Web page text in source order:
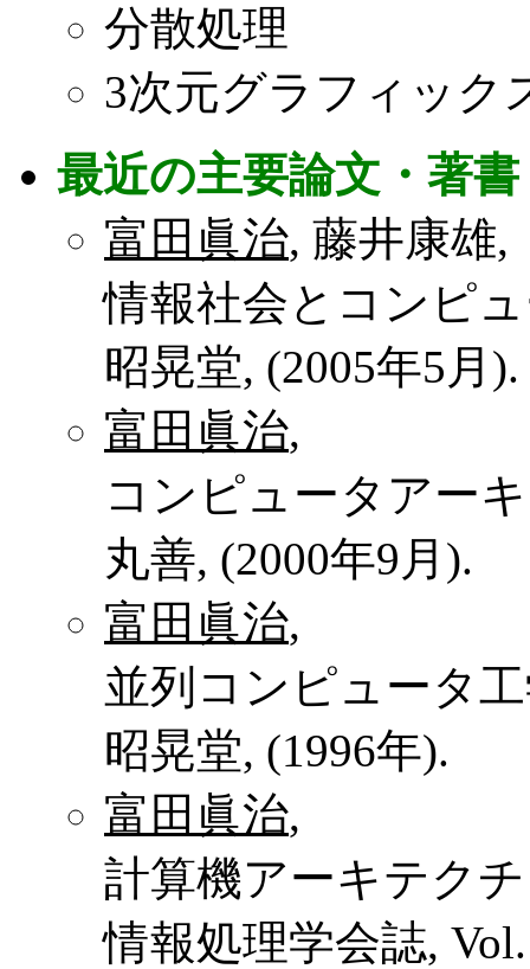
分散処理
3次元グラフィック
最近の主要論文・著書
富田眞治, 藤井康雄,
情報社会とコンピ
昭晃堂, (2005年5月).
富田眞治,
コンピュータアー
丸善, (2000年9月).
富田眞治,
並列コンピュータ
昭晃堂, (1996年).
富田眞治,
計算機アーキテク
情報処理学会誌,